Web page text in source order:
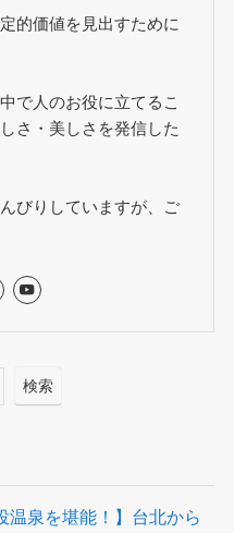
的価値を見出すために
で人のお役に立てるこ
さ・美しさを発信した
びりしていますが、ご
検索
温泉を堪能！】台北から